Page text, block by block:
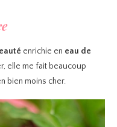
enrichie en eau de
elle me fait beaucoup
bien moins cher.